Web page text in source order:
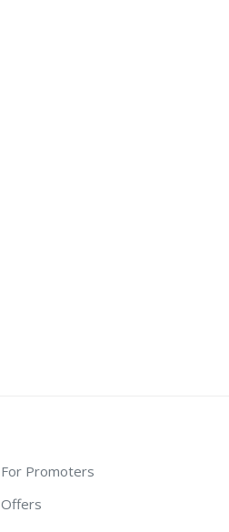
For Promoters
Offers